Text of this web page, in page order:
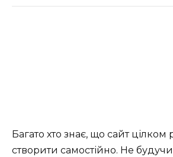
Багато хто знає, що сайт цілком
створити самостійно. Не